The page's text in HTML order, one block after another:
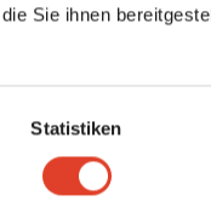
Sie ihnen
Statistiken